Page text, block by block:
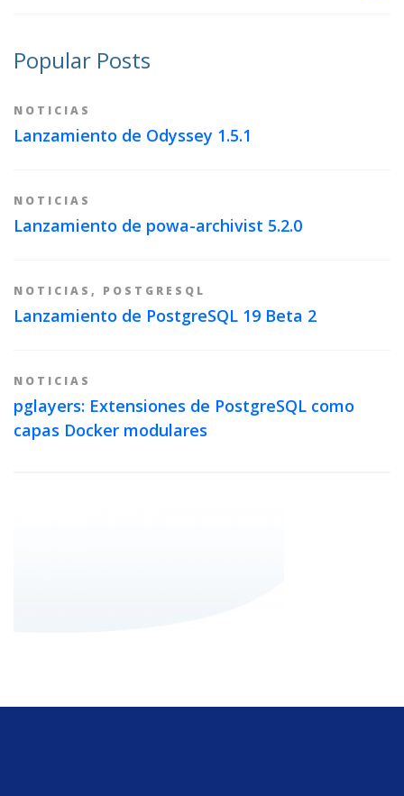
Popular Posts
NOTICIAS
Lanzamiento de Odyssey 1.5.1
NOTICIAS
Lanzamiento de powa-archivist 5.2.0
NOTICIAS , POSTGRESQL
Lanzamiento de PostgreSQL 19 Beta 2
NOTICIAS
pglayers: Extensiones de PostgreSQL como
capas Docker modulares